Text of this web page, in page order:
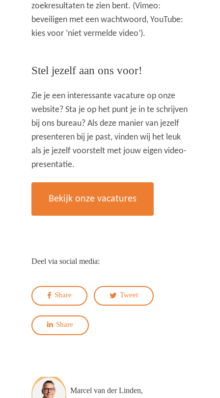
zoekresultaten te zien bent. (Vimeo:
beveiligen met een wachtwoord, YouTube:
kies voor ‘niet vermelde video’).
Stel jezelf aan ons voor!
Zie je een interessante vacature op onze
website? Sta je op het punt je in te schrijven
bij ons bureau? Als deze manier van jezelf
presenteren bij je past, vinden wij het leuk
als je jezelf voorstelt met jouw eigen video-
presentatie.
Bekijk onze vacatures
Deel via social media:
Share Tweet
Share
Marcel van der Linden,